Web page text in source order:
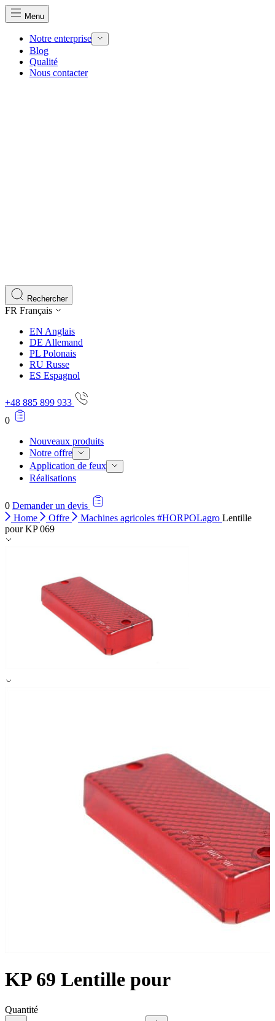
Menu
Notre enterprise
Blog
Qualité
Nous contacter
Rechercher
FR Français
EN Anglais
DE Allemand
PL Polonais
RU Russe
ES Espagnol
+48 885 899 933
0
Nouveaux produits
Notre offre
Application de feux
Réalisations
0 Demander un devis
Home
Offre Machines agricoles #HORPOLagro Lentille
pour KP 069
KP 69 Lentille pour
Quantité
Nous partageons également des informations sur votre
rapportant des informations de manière anonyme.
Les cookies marketing sont utilisés pour suivre les
engageantes pour l'utilisateur individuel et, par
Non classés
Les cookies non classés sont des cookies qui sont en